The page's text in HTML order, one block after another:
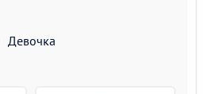
Девочка